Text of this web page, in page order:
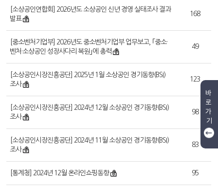
[소상공인연합회] 2026년도 소상공인 신년 경영 실태조사 결과
발표
168
[중소벤처기업부] 2026년도 중소벤처기업부 업무보고, ｢중소·
벤처·소상공인 성장사다리 복원｣에 총력
49
[소상공인시장진흥공단] 2025년 1월 소상공인 경기동향(BSI)
조사
123
[소상공인시장진흥공단] 2024년 12월 소상공인 경기동향(BSI)
조사
98
[소상공인시장진흥공단] 2024년 11월 소상공인 경기동향(BSI)
조사
83
[통계청] 2024년 12월 온라인쇼핑동향 95
바
로
가
기